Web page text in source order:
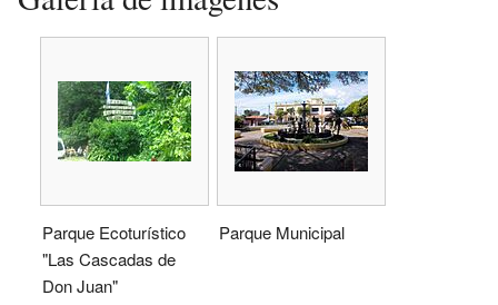
Parque Ecoturístico
"Las Cascadas de
Don Juan"
Parque Municipal